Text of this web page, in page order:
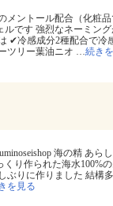
メントール配合（化粧
ルです 強烈なネーミン
✔冷感成分2種配合で
ツリー葉油ニオ …続き
海の精 あら
くり作られた海水100%
ぶりに作りました 結構
を見る